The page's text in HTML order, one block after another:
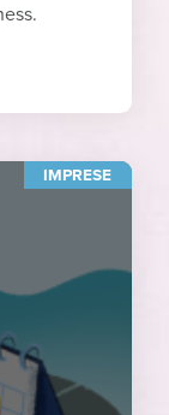
IMPRESE